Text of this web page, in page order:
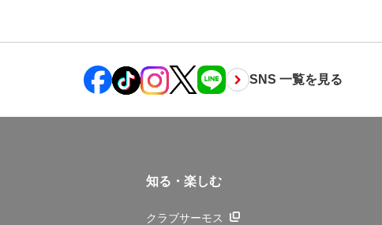
SNS 一覧を見る
知る・楽しむ
クラブサーモス